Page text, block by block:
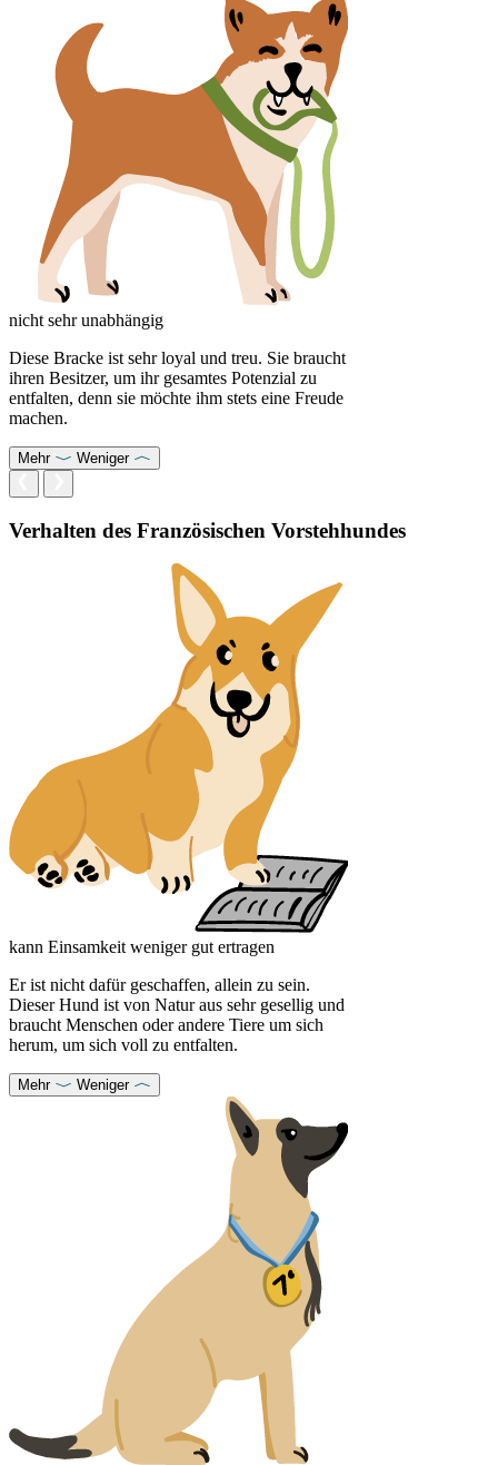
nicht sehr unabhängig
Diese Bracke ist sehr loyal und treu. Sie braucht
ihren Besitzer, um ihr gesamtes Potenzial zu
entfalten, denn sie möchte ihm stets eine Freude
machen.
Mehr Weniger
Verhalten des Französischen Vorstehhundes
kann Einsamkeit weniger gut ertragen
Er ist nicht dafür geschaffen, allein zu sein.
Dieser Hund ist von Natur aus sehr gesellig und
braucht Menschen oder andere Tiere um sich
herum, um sich voll zu entfalten.
Mehr Weniger